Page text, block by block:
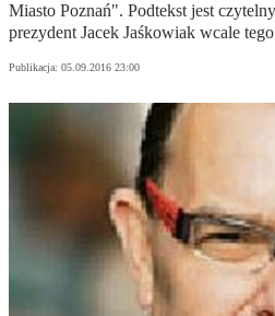
Miasto Poznań". Podtekst jest
prezydent Jacek Jaśkowiak wcale
Publikacja: 05.09.2016 23:00